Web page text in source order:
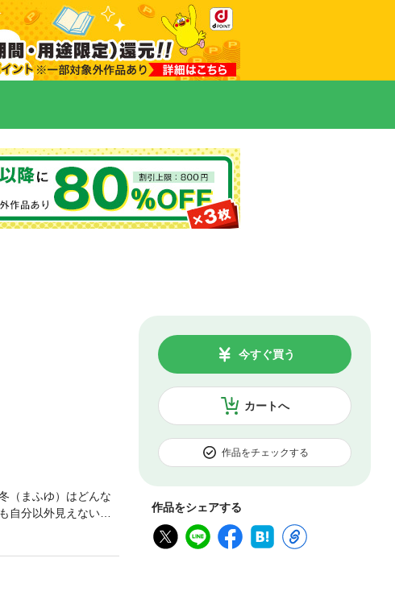
カートへ
今すぐ買う
作品をチェックする
作品をシェアする
（まふゆ）はどんな
自分以外見えない！
かる…！二人の間に